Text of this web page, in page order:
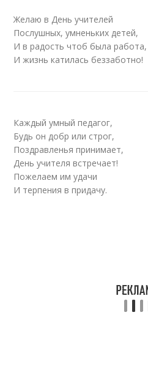
Желаю в День учителей
Послушных, умненьких детей,
И в радость чтоб была работа,
И жизнь катилась беззаботно!
Каждый умный педагог,
Будь он добр или строг,
Поздравленья принимает,
День учителя встречает!
Пожелаем им удачи
И терпения в придачу.